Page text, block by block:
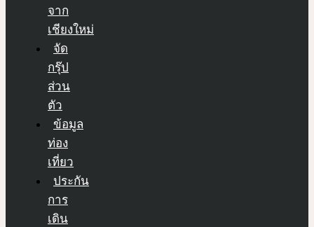
จาก
เชียงใหม่
จัด
กรุ๊ป
ส่วน
ตัว
ข้อมูล
ท่อง
เที่ยว
ประกัน
การ
เดิน